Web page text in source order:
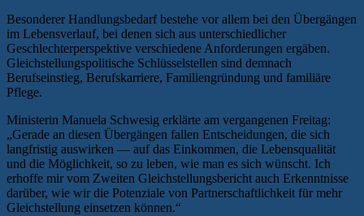
Besonderer Handlungsbedarf bestehe vor allem bei den Übergängen
im Lebensverlauf, bei denen sich aus unterschiedlicher
Geschlechterperspektive verschiedene Anforderungen ergäben.
Gleichstellungspolitische Schlüsselstellen sind demnach
Berufseinstieg, Berufskarriere, Familiengründung und familiäre
Pflege.
Ministerin Manuela Schwesig erklärte am vergangenen Freitag:
„Gerade an diesen Übergängen fallen Entscheidungen, die sich
langfristig auswirken — auf das Einkommen, die Lebensqualität
und die Möglichkeit, so zu leben, wie man es sich wünscht. Ich
erhoffe mir vom Zweiten Gleichstellungsbericht auch Erkenntnisse
darüber, wie wir die Potenziale von Partnerschaftlichkeit für mehr
Gleichstellung einsetzen können.“